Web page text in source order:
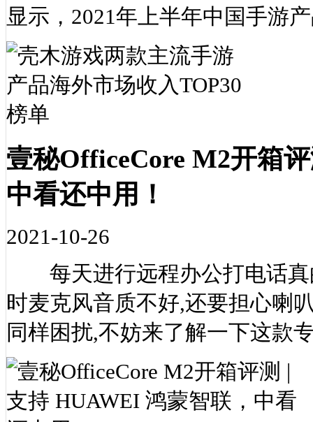
显示，2021年上半年中国手游
壹秘OfficeCore M2开箱
中看还中用！
2021-10-26
每天进行远程办公打电话真
时麦克风音质不好,还要担心喇
同样困扰,不妨来了解一下这款